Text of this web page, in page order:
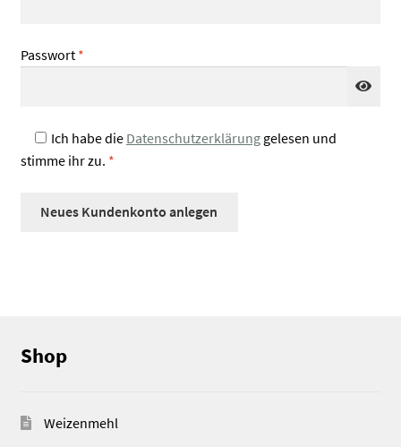
Passwort *Erforderlich
Ich habe die Datenschutzerklärunggelesen und
stimme ihr zu. *
Neues Kundenkonto anlegen
Shop
Weizenmehl